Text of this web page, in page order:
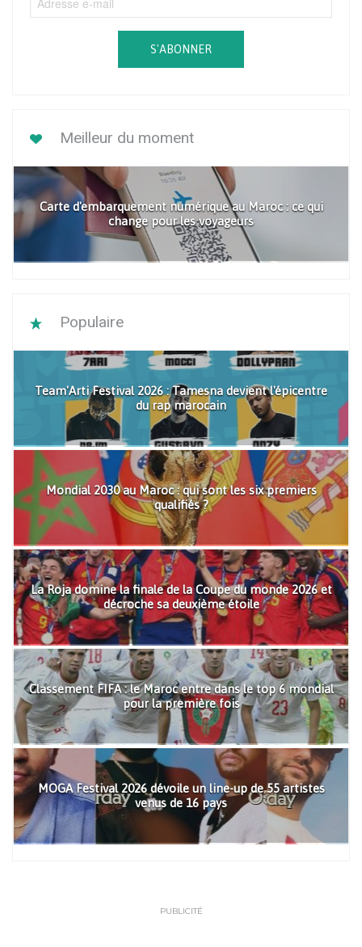
S'ABONNER
Meilleur du moment
Carte d'embarquement numérique au Maroc : ce qui
change pour les voyageurs
Populaire
Team'Arti Festival 2026 : Tamesna devient l'épicentre
du rap marocain
Mondial 2030 au Maroc : qui sont les six premiers
qualifiés ?
La Roja domine la finale de la Coupe du monde 2026 et
décroche sa deuxième étoile
Classement FIFA : le Maroc entre dans le top 6 mondial
pour la première fois
MOGA Festival 2026 dévoile un line-up de 55 artistes
venus de 16 pays
PUBLICITÉ